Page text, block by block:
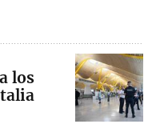
los